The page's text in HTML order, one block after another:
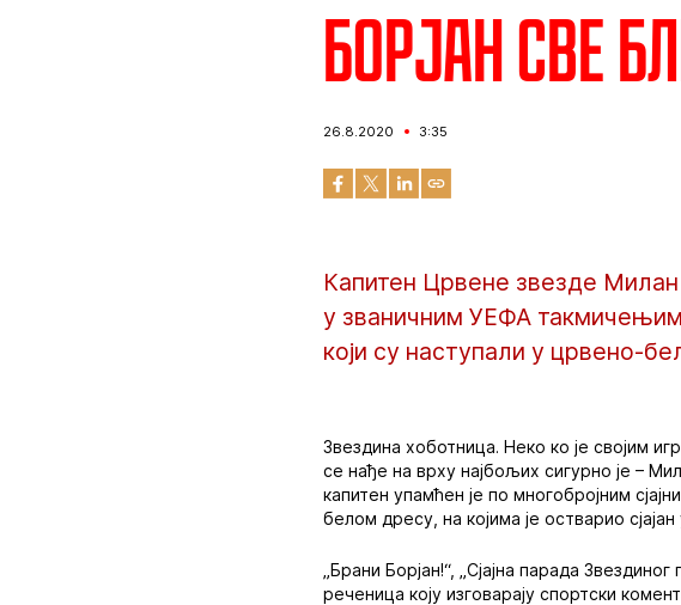
Борјан све
26.8.2020 3:35
Капитен Црвене звезде Милан
у званичним УЕФА
који су наступали у црвено-
Звездина хоботница. Неко ко је својим
се нађе на врху најбољих сигурно је –
капитен упамћен је по многобројним
белом дресу, на којима је остварио
„Брани Борјан!“, „Сјајна парада
реченица коју изговарају спортски